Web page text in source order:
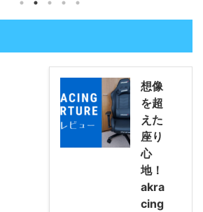
たくなって購入しようと考え
でも、サンブレイクを中途
態にしておくのも嫌でしたの
装備で周回したのかを感想交
さい。 作品
しむことが
グレッシブ
想像
を超
えた
座り
心
地！
akra
cing